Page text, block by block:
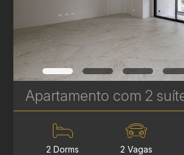
2 Dorms 2 Vagas